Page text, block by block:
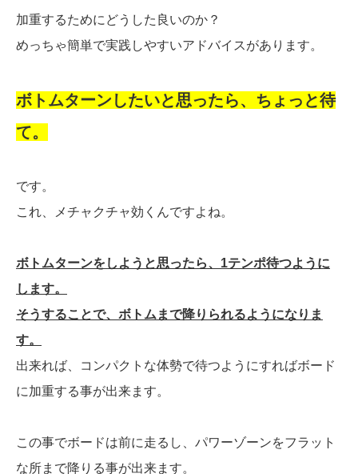
加重するためにどうした良いのか？
めっちゃ簡単で実践しやすいアドバイスがあります。
ボトムターンしたいと思ったら、ちょっと待
て。
です。
これ、メチャクチャ効くんですよね。
ボトムターンをしようと思ったら、1テンポ待つように
します。
そうすることで、ボトムまで降りられるようになりま
す。
出来れば、コンパクトな体勢で待つようにすればボード
に加重する事が出来ます。
この事でボードは前に走るし、パワーゾーンをフラット
な所まで降りる事が出来ます。